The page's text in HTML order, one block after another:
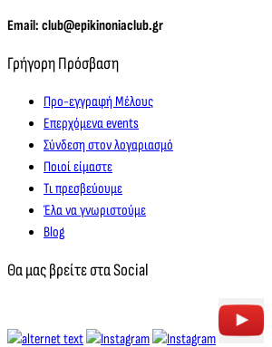
Email: club@epikinoniaclub.gr
Γρήγορη Πρόσβαση
Προ-εγγραφή Μέλους
Επερχόμενα events
Σύνδεση στον λογαριασμό
Ποιοί είμαστε
Τι πρεσβεύουμε
Έλα να γνωριστούμε
Blog
Θα μας βρείτε στα Social